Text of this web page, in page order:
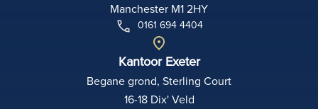
Manchester M1 2HY
0161 694 4404
Kantoor Exeter
Begane grond, Sterling Court
16-18 Dix' Veld